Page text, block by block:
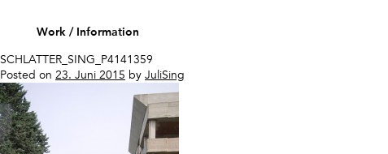
contentWork
Information
SCHLATTER_SING_P4141359
Posted on 23. Juni 2015 by JuliSing